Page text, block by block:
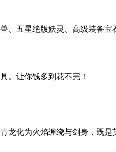
、五星绝版妖灵、高级装备
。让你钱多到花不完！
龙化为火焰缠绕与剑身，既是